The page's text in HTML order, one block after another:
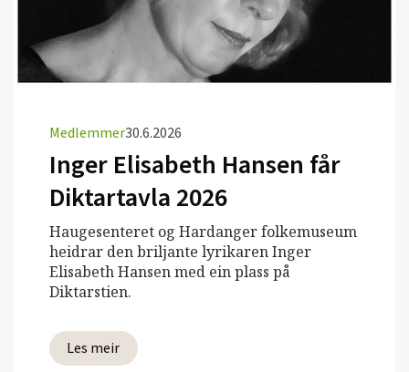
Medlemmer30.6.2026
Inger Elisabeth Hansen får
Diktartavla 2026
Haugesenteret og Hardanger folkemuseum
heidrar den briljante lyrikaren Inger
Elisabeth Hansen med ein plass på
Diktarstien.
Les meir